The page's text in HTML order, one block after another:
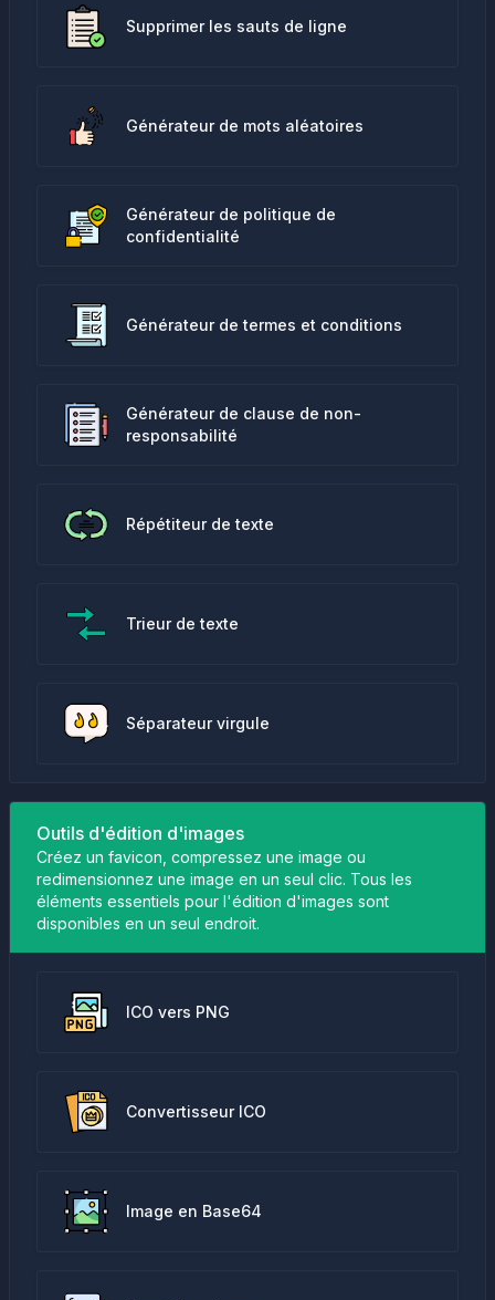
Supprimer les sauts de ligne
Générateur de mots aléatoires
Générateur de politique de
confidentialité
Générateur de termes et conditions
Générateur de clause de non-
responsabilité
Répétiteur de texte
Trieur de texte
Séparateur virgule
Outils d'édition d'images
Créez un favicon, compressez une image ou
redimensionnez une image en un seul clic. Tous les
éléments essentiels pour l'édition d'images sont
disponibles en un seul endroit.
ICO vers PNG
Convertisseur ICO
Image en Base64